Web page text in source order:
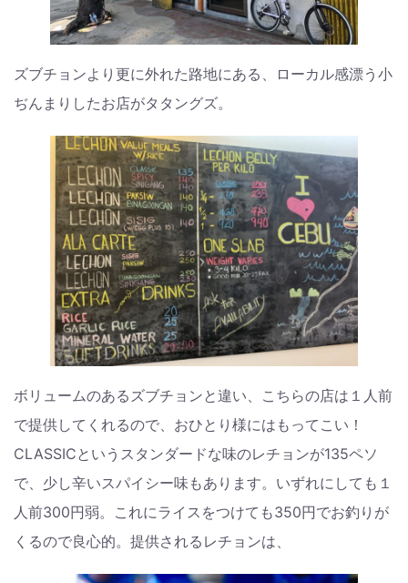
ズブチョンより更に外れた路地にある、ローカル感漂う小
ぢんまりしたお店がタタングズ。
ボリュームのあるズブチョンと違い、こちらの店は１人前
で提供してくれるので、おひとり様にはもってこい！
CLASSICというスタンダードな味のレチョンが135ペソ
で、少し辛いスパイシー味もあります。いずれにしても１
人前300円弱。これにライスをつけても350円でお釣りが
くるので良心的。提供されるレチョンは、